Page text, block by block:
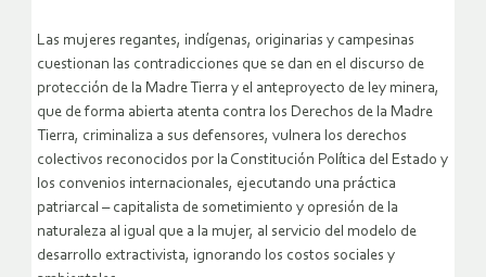
Las mujeres regantes, indígenas, originarias y campesinas
cuestionan las contradicciones que se dan en el discurso de
protección de la Madre Tierra y el anteproyecto de ley minera,
que de forma abierta atenta contra los Derechos de la Madre
Tierra, criminaliza a sus defensores, vulnera los derechos
colectivos reconocidos por la Constitución Política del Estado y
los convenios internacionales, ejecutando una práctica
patriarcal – capitalista de sometimiento y opresión de la
naturaleza al igual que a la mujer, al servicio del modelo de
desarrollo extractivista, ignorando los costos sociales y